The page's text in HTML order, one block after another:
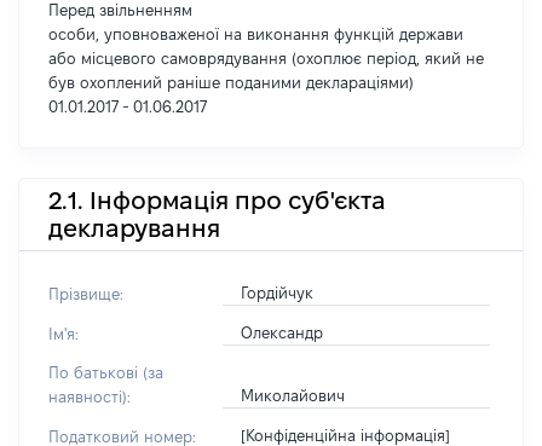
Перед звільненням
особи, уповноваженої на виконання функцій держави
або місцевого самоврядування (охоплює період, який не
був охоплений раніше поданими деклараціями)
01.01.2017 - 01.06.2017
2.1. Інформація про суб'єкта
декларування
Прізвище: Гордійчук
Ім'я: Олександр
По батькові (за
наявності):
Миколайович
Податковий номер: [Конфіденційна інформація]